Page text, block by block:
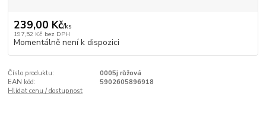
239,00 Kč/ks
197,52 Kč bez DPH
Momentálně není k dispozici
Číslo produktu:
0005j růžová
EAN kód:
5902605896918
Hlídat cenu / dostupnost